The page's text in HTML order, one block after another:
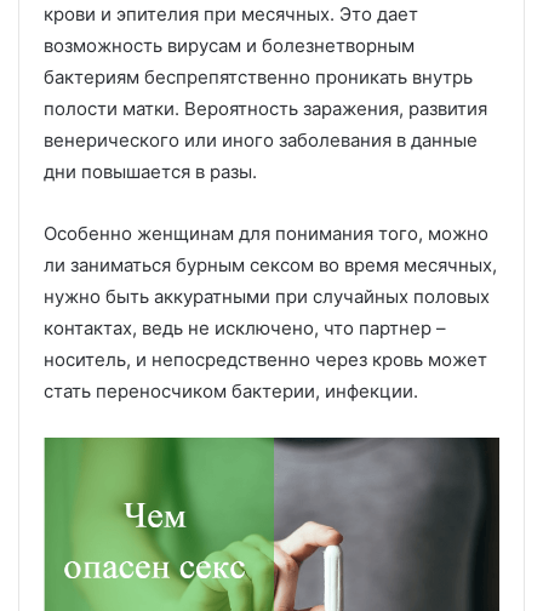
крови и эпителия при месячных. Это дает
возможность вирусам и болезнетворным
бактериям беспрепятственно проникать внутрь
полости матки. Вероятность заражения, развития
венерического или иного заболевания в данные
дни повышается в разы.
Особенно женщинам для понимания того, можно
ли заниматься бурным сексом во время месячных,
нужно быть аккуратными при случайных половых
контактах, ведь не исключено, что партнер –
носитель, и непосредственно через кровь может
стать переносчиком бактерии, инфекции.